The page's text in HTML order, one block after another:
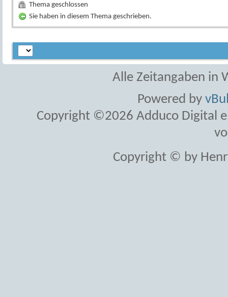
Thema geschlossen
Sie haben in diesem Thema geschrieben.
Alle Zeitangaben in
Powered by
Copyright ©2026 Adduco Digital
Copyright © by